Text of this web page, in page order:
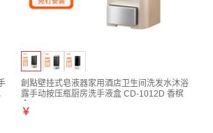
創點壁挂式皂液器家用酒店卫生间洗发水沐浴
露手动按压瓶厨房洗手液盒 CD-1012D 香槟
￥